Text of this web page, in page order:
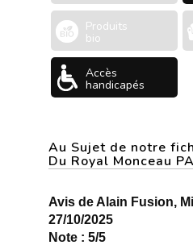
Produits
bio
Accès
handicapés
Au Sujet de notre
Du Royal Monceau
Avis de Alain Fusion,
27/10/2025
Note : 5/5